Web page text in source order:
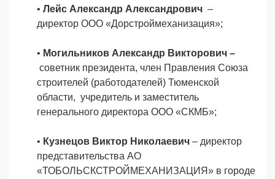
• Лейс Александр Александрович –
директор ООО «Дорстроймеханизация»;
• Могильников Александр Викторович –
советник президента, член Правления Союза
строителей (работодателей) Тюменской
области, учредитель и заместитель
генерального директора ООО «СКМБ»;
• Кузнецов Виктор Николаевич – директор
представительства АО
«ТОБОЛЬСКСТРОЙМЕХАНИЗАЦИЯ» в городе